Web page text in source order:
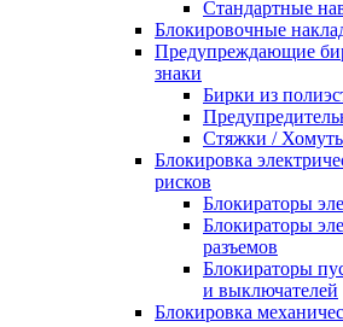
Стандартные
Блокировочные
Предупреждающие
знаки
Бирки из
Стяжки /
Блокировка
рисков
Блокираторы
Блокираторы
разъемов
Блокираторы
и выключателей
Блокировка